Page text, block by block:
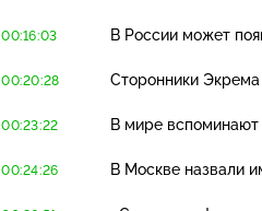
00:16:03 В России может
00:20:28 Сторонники
00:23:22 В мире
00:24:26 В Москве назвали